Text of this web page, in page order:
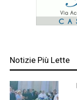
Notizie Più Lette